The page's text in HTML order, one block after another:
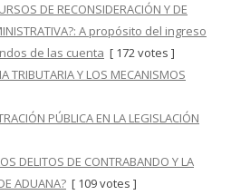
DE RECONSIDERACIÓN Y DE
A propósito del ingreso
de las cuenta [ 172 votes ]
TRIBUTARIA Y LOS MECANISMOS
PÚBLICA EN LA LEGISLACIÓN
DELITOS DE CONTRABANDO Y LA
ADUANA? [ 109 votes ]